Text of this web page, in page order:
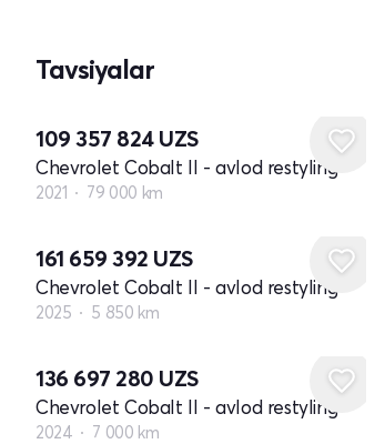
Tavsiyalar
109 357 824 UZS
Chevrolet Cobalt II - avlod restyling
2021 79 000 km
161 659 392 UZS
Chevrolet Cobalt II - avlod restyling
2025 5 850 km
136 697 280 UZS
Chevrolet Cobalt II - avlod restyling
2024 7 000 km